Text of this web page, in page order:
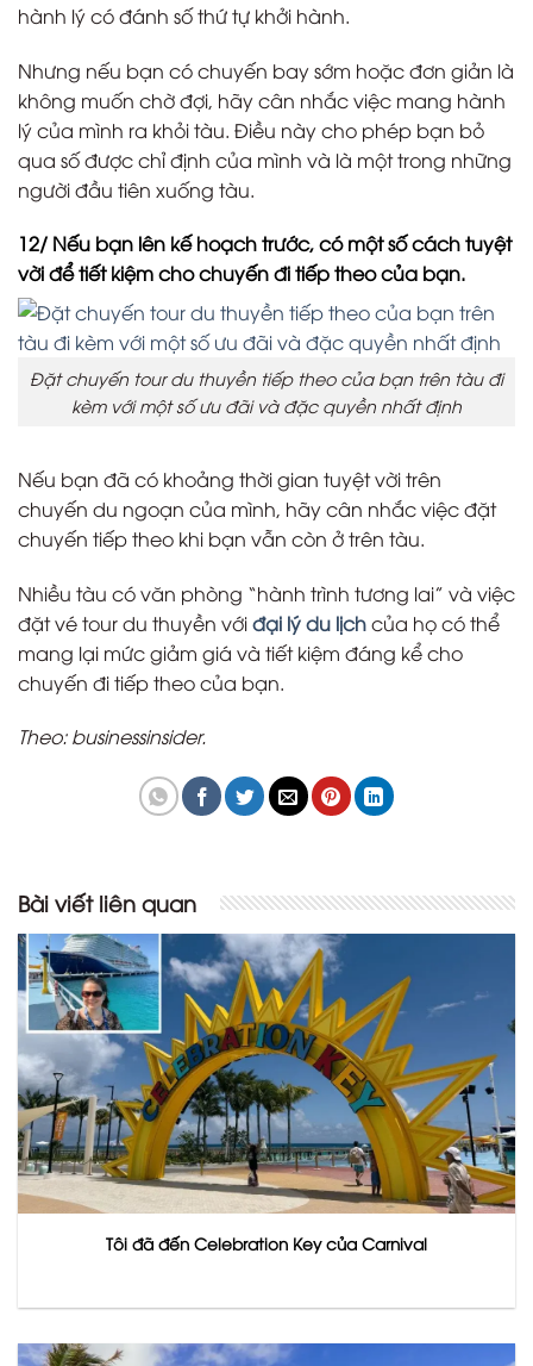
hành lý có đánh số thứ tự khởi hành.
Nhưng nếu bạn có chuyến bay sớm hoặc đơn giản là
không muốn chờ đợi, hãy cân nhắc việc mang hành
lý của mình ra khỏi tàu. Điều này cho phép bạn bỏ
qua số được chỉ định của mình và là một trong những
người đầu tiên xuống tàu.
12/ Nếu bạn lên kế hoạch trước, có một số cách tuyệt
vời để tiết kiệm cho chuyến đi tiếp theo của bạn.
Đặt chuyến tour du thuyền tiếp theo của bạn trên tàu đi
kèm với một số ưu đãi và đặc quyền nhất định
Nếu bạn đã có khoảng thời gian tuyệt vời trên
chuyến du ngoạn của mình, hãy cân nhắc việc đặt
chuyến tiếp theo khi bạn vẫn còn ở trên tàu.
Nhiều tàu có văn phòng “hành trình tương lai” và việc
đặt vé tour du thuyền vớiđại lý du lịchcủa họ có thể
mang lại mức giảm giá và tiết kiệm đáng kể cho
chuyến đi tiếp theo của bạn.
Theo: businessinsider.
Bài viết liên quan
Tôi đã đến Celebration Key của Carnival